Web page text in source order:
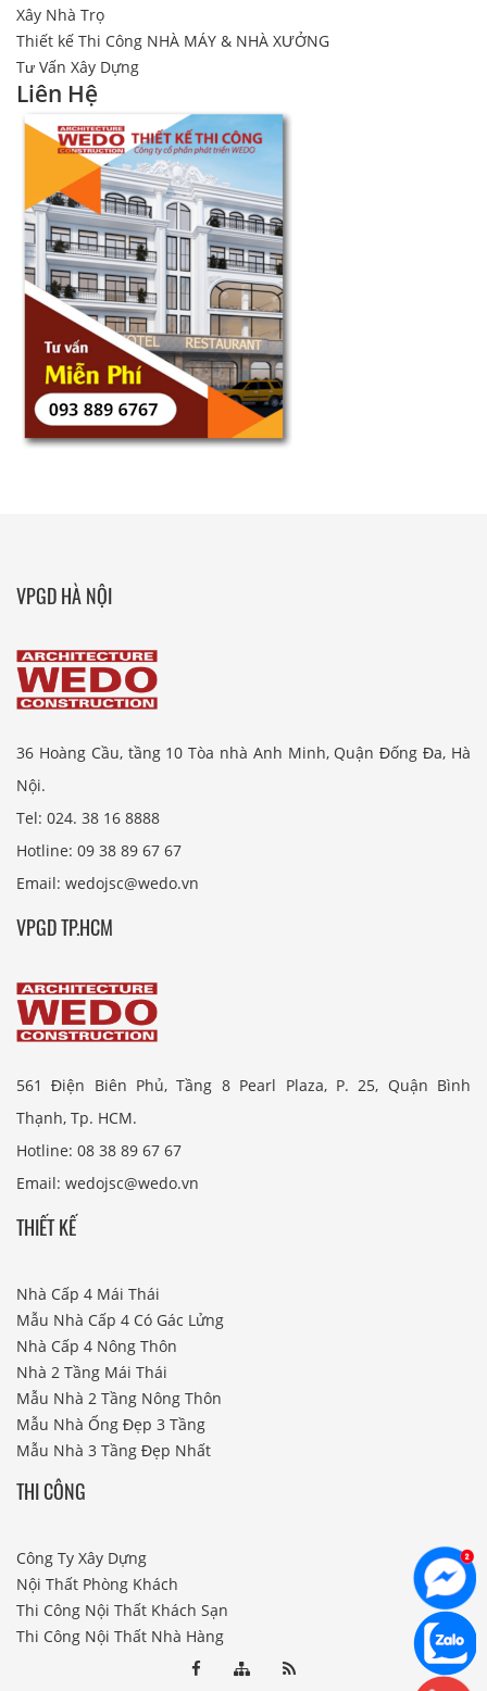
Xây Nhà Trọ
Thiết kế Thi Công NHÀ MÁY & NHÀ XƯỞNG
Tư Vấn Xây Dựng
Liên Hệ
VPGD HÀ NỘI
36 Hoàng Cầu, tầng 10 Tòa nhà Anh Minh, Quận Đống Đa, Hà
Nội.
Tel: 024. 38 16 8888
Hotline: 09 38 89 67 67
Email: wedojsc@wedo.vn
VPGD TP.HCM
561 Điện Biên Phủ, Tầng 8 Pearl Plaza, P. 25, Quận Bình
Thạnh, Tp. HCM.
Hotline: 08 38 89 67 67
Email: wedojsc@wedo.vn
THIẾT KẾ
Nhà Cấp 4 Mái Thái
Mẫu Nhà Cấp 4 Có Gác Lửng
Nhà Cấp 4 Nông Thôn
Nhà 2 Tầng Mái Thái
Mẫu Nhà 2 Tầng Nông Thôn
Mẫu Nhà Ống Đẹp 3 Tầng
Mẫu Nhà 3 Tầng Đẹp Nhất
THI CÔNG
Công Ty Xây Dựng
Nội Thất Phòng Khách
Thi Công Nội Thất Khách Sạn
Thi Công Nội Thất Nhà Hàng